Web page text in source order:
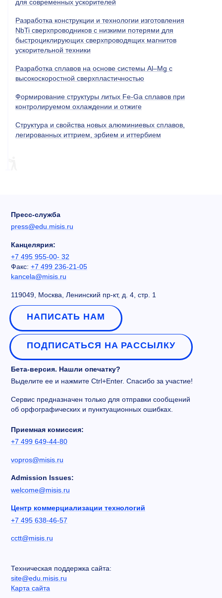
для современных ускорителей
Разработка конструкции и технологии изготовления
NbTi сверхпроводников с низкими потерями для
быстроциклирующих сверхпроводящих магнитов
ускорительной техники
Разработка сплавов на основе системы Al–Mg с
высокоскоростной сверхпластичностью
Формирование структуры литых Fe-Ga сплавов при
контролируемом охлаждении и отжиге
Структура и свойства новых алюминиевых сплавов,
легированных иттрием, эрбием и иттербием
Пресс-служба
press@edu.misis.ru
Канцелярия:
+7 495 955-00- 32
Факс: +7 499 236-21-05
kancela@misis.ru
119049, Москва, Ленинский пр-кт, д. 4, стр. 1
НАПИСАТЬ НАМ
ПОДПИСАТЬСЯ НА РАССЫЛКУ
Бета-версия. Нашли опечатку?
Выделите ее и нажмите Ctrl+Enter. Спасибо за участие!
Сервис предназначен только для отправки сообщений
об орфографических и пунктуационных ошибках.
Приемная комиссия:
+7 499 649-44-80
vopros@misis.ru
Admission Issues:
welcome@misis.ru
Центр коммерциализации технологий
+7 495 638-46-57
cctt@misis.ru
Техническая поддержка сайта:
site@edu.misis.ru
Карта сайта